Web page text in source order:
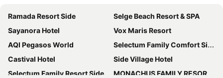
Ramada Resort Side
Selge Beach Resort & SPA
Sayanora Hotel
Vox Maris Resort
AQI Pegasos World
Selectum Family Comfort Side
Castival Hotel
Side Village Hotel
Selectum Family Resort Side
MONACHUS FAMILY RESORT SORGUN